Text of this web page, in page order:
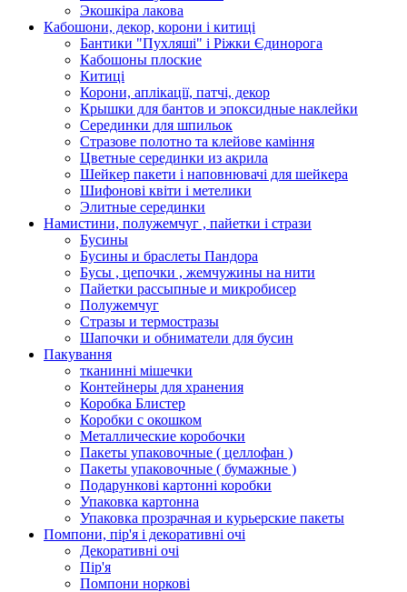
Экошкiра лакова
Кабошони, декор, корони і китиці
Бантики "Пухляші" і Ріжки Єдинорога
Кабошоны плоские
Китиці
Корони, аплікації, патчі, декор
Крышки для бантов и эпоксидные наклейки
Серединки для шпильок
Стразове полотно та клейове каміння
Цветные серединки из акрила
Шейкер пакети і наповнювачі для шейкера
Шифонові квіти і метелики
Элитные серединки
Намистини, полужемчуг , пайетки і стрази
Бусины
Бусины и браслеты Пандора
Бусы , цепочки , жемчужины на нити
Пайетки рассыпные и микробисер
Полужемчуг
Стразы и термостразы
Шапочки и обниматели для бусин
Пакування
тканинні мішечки
Контейнеры для хранения
Коробка Блистер
Коробки с окошком
Металлические коробочки
Пакеты упаковочные ( целлофан )
Пакеты упаковочные ( бумажные )
Подарункові картонні коробки
Упаковка картонна
Упаковка прозрачная и курьерские пакеты
Помпони, пір'я і декоративні очі
Декоративні очі
Пір'я
Помпони норкові